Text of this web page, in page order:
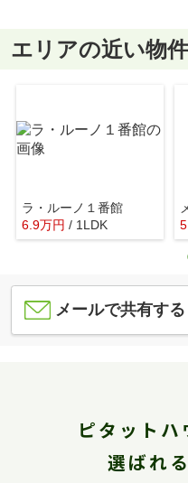
エリアの近い物件
ラ・ルーノ１番館
6.9万円 / 1LDK
メールで共有する
ピタット
選ばれる